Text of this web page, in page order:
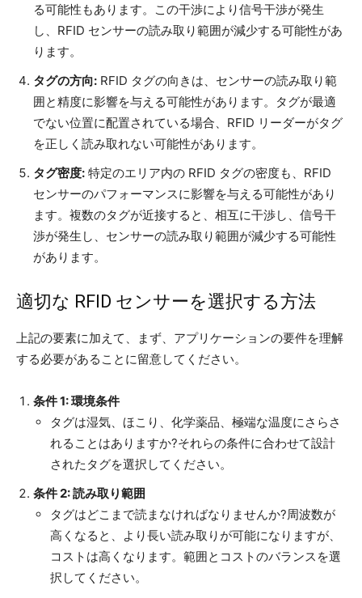
る可能性もあります。この干渉により信号干渉が発生
し、RFID センサーの読み取り範囲が減少する可能性があ
ります。
タグの方向: RFID タグの向きは、センサーの読み取り範
囲と精度に影響を与える可能性があります。タグが最適
でない位置に配置されている場合、RFID リーダーがタグ
を正しく読み取れない可能性があります。
タグ密度: 特定のエリア内の RFID タグの密度も、RFID
センサーのパフォーマンスに影響を与える可能性があり
ます。複数のタグが近接すると、相互に干渉し、信号干
渉が発生し、センサーの読み取り範囲が減少する可能性
があります。
適切な RFID センサーを選択する方法
上記の要素に加えて、まず、アプリケーションの要件を理解
する必要があることに留意してください。
条件 1: 環境条件
タグは湿気、ほこり、化学薬品、極端な温度にさらさ
れることはありますか?それらの条件に合わせて設計
されたタグを選択してください。
条件 2: 読み取り範囲
タグはどこまで読まなければなりませんか?周波数が
高くなると、より長い読み取りが可能になりますが、
コストは高くなります。範囲とコストのバランスを選
択してください。